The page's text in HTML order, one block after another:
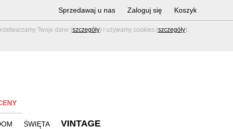
Twoje dane (szczegóły) i używamy cookies (szczegóły).
Sprzedawaj u nas Zaloguj się Koszyk
ŚWIĘTA VINTAGE